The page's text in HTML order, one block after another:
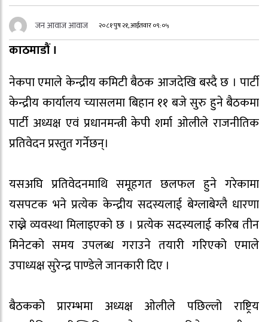
जन आवाज आवाज २०८१ पुष २१, आईतवार ०९:०५
काठमाडौं ।
नेकपा एमाले केन्द्रीय कमिटी बैठक आजदेखि बस्दै छ । पार्टी
केन्द्रीय कार्यालय च्यासलमा बिहान ११ बजे सुरु हुने बैठकमा
पार्टी अध्यक्ष एवं प्रधानमन्त्री केपी शर्मा ओलीले राजनीतिक
प्रतिवेदन प्रस्तुत गर्नेछन्।
यसअघि प्रतिवेदनमाथि समूहगत छलफल हुने गरेकामा
यसपटक भने प्रत्येक केन्द्रीय सदस्यलाई बेग्लाबेग्लै धारणा
राख्ने व्यवस्था मिलाइएको छ । प्रत्येक सदस्यलाई करिब तीन
मिनेटको समय उपलब्ध गराउने तयारी गरिएको एमाले
उपाध्यक्ष सुरेन्द्र पाण्डेले जानकारी दिए ।
बैठकको प्रारम्भमा अध्यक्ष ओलीले पछिल्लो राष्ट्रिय